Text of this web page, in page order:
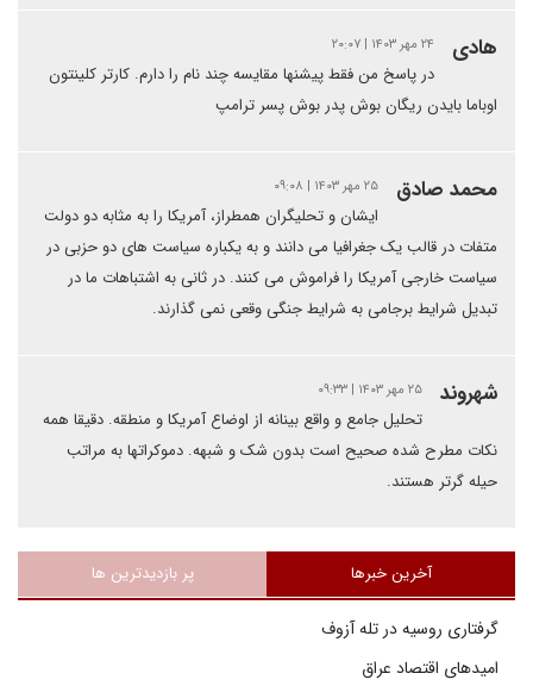
هادی ۲۴ مهر ۱۴۰۳ | ۲۰:۰۷
در پاسخ من فقط پیشنها مقایسه چند نام را دارم. کارتر کلینتون
اوباما بایدن ریگان بوش پدر بوش پسر ترامپ
محمد صادق ۲۵ مهر ۱۴۰۳ | ۰۹:۰۸
ایشان و تحلیگران همطراز، آمریکا را به مثابه دو دولت
متفات در قالب یک جغرافیا می دانند و به یکباره سیاست های دو حزبی در
سیاست خارجی آمریکا را فراموش می کنند. در ثانی به اشتباهات ما در
تبدیل شرایط برجامی به شرایط جنگی وقعی نمی گذارند.
شهروند ۲۵ مهر ۱۴۰۳ | ۰۹:۳۳
تحلیل جامع و واقع بینانه از اوضاع آمریکا و منطقه. دقیقا همه
نکات مطرح شده صحیح است بدون شک و شبهه. دموکراتها به مراتب
حیله گرتر هستند.
آخرین خبرها پر بازدیدترین ها
گرفتاری روسیه در تله آزوف
امیدهای اقتصاد عراق